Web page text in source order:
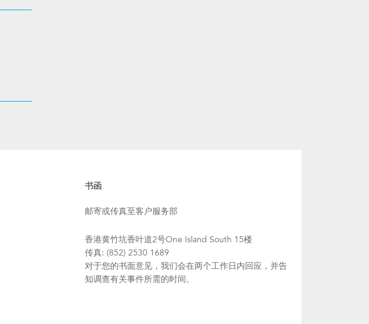
书函
邮寄或传真至客户服务部
香港黄竹坑香叶道2号One Island South 15楼
传真: (852) 2530 1689
对于您的书面意见，我们会在两个工作日内回应，并告
知调查有关事件所需的时间。